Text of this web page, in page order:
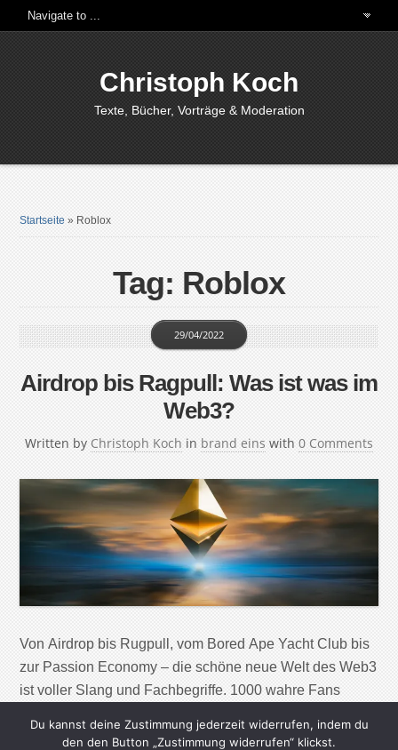
Christoph Koch
Texte, Bücher, Vorträge & Moderation
Startseite » Roblox
Tag: Roblox
Airdrop bis Ragpull: Was ist was im
Web3?
Written by Christoph Koch
29/04/2022
in brand eins with 0 Comments
Von Airdrop bis Rugpull, vom Bored Ape Yacht Club bis
zur Passion Economy – die schöne neue Welt des Web3
ist voller Slang und Fachbegriffe. 1000 wahre Fans
»Wired«-Gründers Kevin Kelly beschrieben wurde. Er
Du kannst deine Zustimmung jederzeit widerrufen, indem du
den den Button „Zustimmung widerrufen“ klickst.